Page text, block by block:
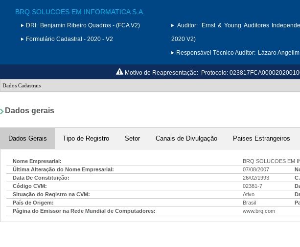
BRQ SOLUCOES EM INFORMATICA S.A.
DRI: Benjamin Ribeiro Quadros - (FCA V2)
Formulário Cadastral - 2020 - V2
Auditor:
Ernst & Young Auditores
2020 V2)
Responsável Técnico Auditor: Lázaro
Motivo de Reapresentação: Protocolo: